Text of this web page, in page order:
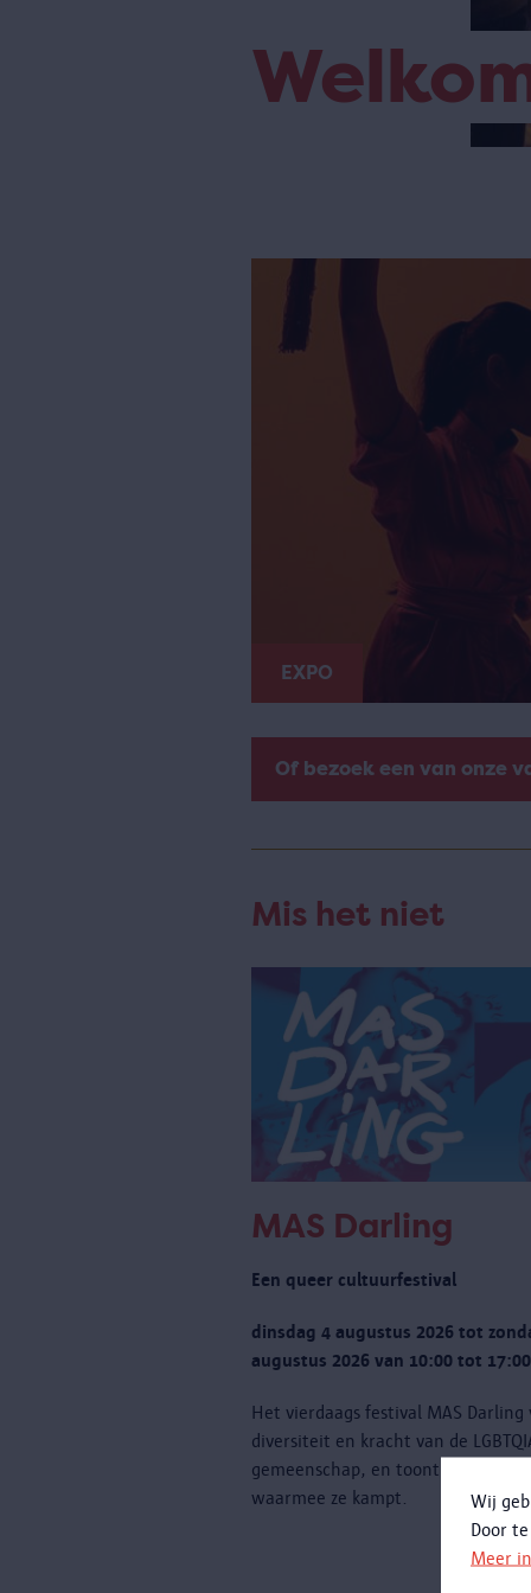
Wij
Door
Meer
EXPO
Of bezoek een van onze
Mis het niet
MAS Darling
Een queer cultuurfestival
dinsdag 4 augustus 2026 tot
augustus 2026 van 10:00 tot 17:00
Het vierdaags festival MAS Darling
diversiteit en kracht van de
gemeenschap, en toont ook de
waarmee ze kampt.